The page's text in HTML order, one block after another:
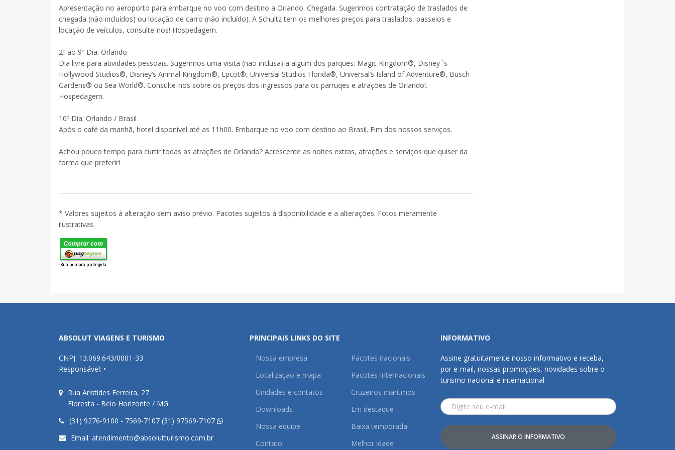
Apresentação no aeroporto para embarque no voo com destino a Orlando. Chegada. Sugerimos contratação de traslados de
chegada (não incluídos) ou locação de carro (não incluído). A Schultz tem os melhores preços para traslados, passeios e
locação de veículos, consulte-nos! Hospedagem.
2º ao 9º Dia: Orlando
Dia livre para atividades pessoais. Sugerimos uma visita (não inclusa) a algum dos parques: Magic Kingdom®, Disney `s
Hollywood Studios®, Disney’s Animal Kingdom®, Epcot®, Universal Studios Florida®, Universal’s Island of Adventure®, Busch
Gardens® ou Sea World®. Consulte-nos sobre os preços dos ingressos para os parruqes e atrações de Orlando!.
Hospedagem.
10º Dia: Orlando / Brasil
Após o café da manhã, hotel disponível até as 11h00. Embarque no voo com destino ao Brasil. Fim dos nossos serviços.
Achou pouco tempo para curtir todas as atrações de Orlando? Acrescente as noites extras, atrações e serviços que quiser da
forma que preferir!
* Valores sujeitos à alteração sem aviso prévio. Pacotes sujeitos á disponibilidade e a alterações. Fotos meramente
ilustrativas.
ABSOLUT VIAGENS E TURISMO
CNPJ: 13.069.643/0001-33
Responsável: •
Rua Aristides Ferreira, 27
Floresta - Belo Horizonte / MG
(31) 9276-9100 - 7569-7107 (31) 97569-7107
Email: atendimento@absolutturismo.com.br
PRINCIPAIS LINKS DO SITE
Nossa empresa
Localização e mapa
Unidades e contatos
Downloads
Nossa equipe
Contato
Pacotes nacionais
Pacotes Internacionais
Cruzeiros marítmos
Em destaque
Baixa temporada
Melhor idade
INFORMATIVO
Assine gratuitamente nosso informativo e receba,
por e-mail, nossas promoções, novidades sobre o
turismo nacional e internacional
ASSINAR O INFORMATIVO